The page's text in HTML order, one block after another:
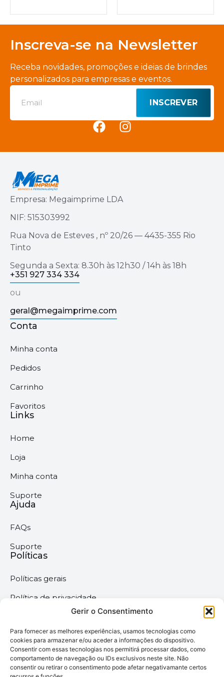
Gerir o Consentimento
Para fornecer as melhores experiências, usamos tecnologias como
cookies para armazenar e/ou aceder a informações do dispositivo.
Consentir com essas tecnologias nos permitirá processar dados, como
comportamento de navegação ou IDs exclusivos neste site. Não
consentir ou retirar o consentimento pode afetar negativamante certos
Inscreva-se na Newsletter
Receba novidades, promoções e ideias de brindes
personalizados para empresas e eventos.
INSCREVER
Empresa: Megaimprime LDA
NIF: 515303992
Rua Nova de Esteves , nº 20/26 — 4435-355 Rio
Tinto
Segunda a Sexta: 8.30h às 12h30 / 14h às 18h
+351 927 334 334
ou
geral@megaimprime.com
Conta
Minha conta
Pedidos
Carrinho
Favoritos
Links
Home
Loja
Minha conta
Suporte
Ajuda
FAQs
Suporte
Políticas
Políticas gerais
Política de privacidade
Termos & Condições
Política de cookies
Megaimprime © 2025 |